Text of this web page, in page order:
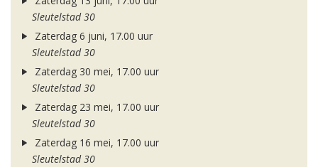
Sleutelstad 30
Zaterdag 6 juni, 17.00 uur
Sleutelstad 30
Zaterdag 30 mei, 17.00 uur
Sleutelstad 30
Zaterdag 23 mei, 17.00 uur
Sleutelstad 30
Zaterdag 16 mei, 17.00 uur
Sleutelstad 30